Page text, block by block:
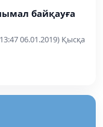
байқауға
06.01.2019) Қысқа